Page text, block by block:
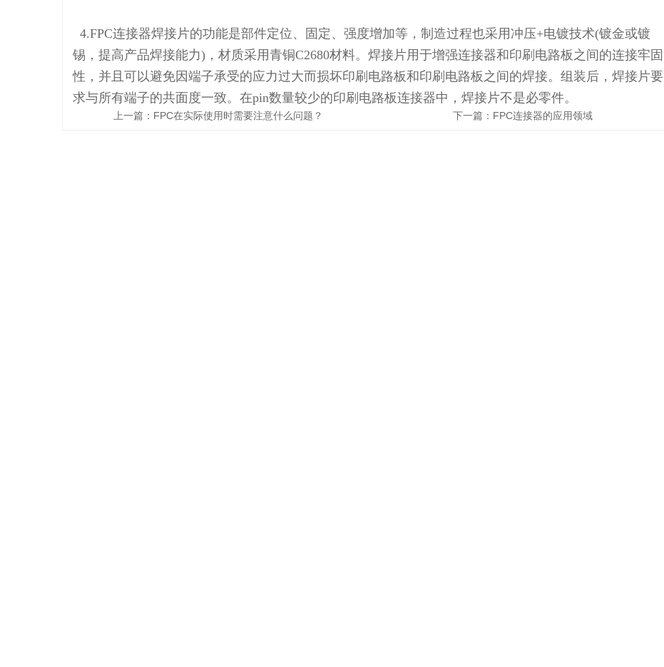
4.FPC连接器焊接片的功能是部件定位、固定、强度增加等，制造过程也采用冲压+电镀技术(镀金或镀
锡，提高产品焊接能力)，材质采用青铜C2680材料。焊接片用于增强连接器和印刷电路板之间的连接牢固
性，并且可以避免因端子承受的应力过大而损坏印刷电路板和印刷电路板之间的焊接。组装后，焊接片要
求与所有端子的共面度一致。在pin数量较少的印刷电路板连接器中，焊接片不是必零件。
上一篇： FPC在实际使用时需要注意什么问题？ 下一篇： FPC连接器的应用领域